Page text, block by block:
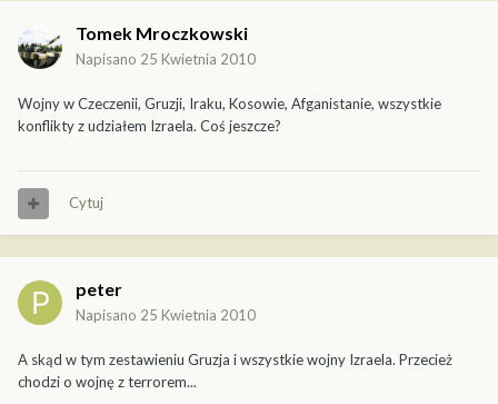
Tomek Mroczkowski
Napisano 25 Kwietnia 2010
Wojny w Czeczenii, Gruzji, Iraku, Kosowie, Afganistanie, wszystkie
konflikty z udziałem Izraela. Coś jeszcze?
Cytuj
peter
Napisano 25 Kwietnia 2010
A skąd w tym zestawieniu Gruzja i wszystkie wojny Izraela. Przecież
chodzi o wojnę z terrorem...